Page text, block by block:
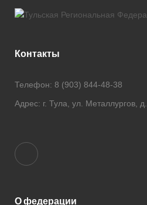
Контакты
Телефон: 8 (903) 844-48-38
Адрес: г. Тула, ул. Металлургов,
О федерации